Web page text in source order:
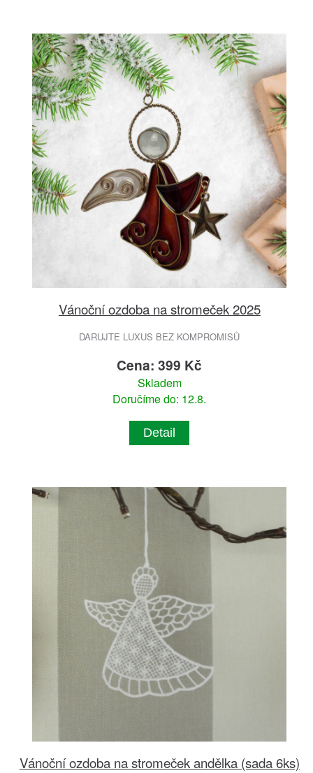
Vánoční ozdoba na stromeček 2025
DARUJTE LUXUS BEZ KOMPROMISŮ
Cena: 399 Kč
Skladem
Doručíme do: 12.8.
Detail
Vánoční ozdoba na stromeček andělka (sada 6ks)